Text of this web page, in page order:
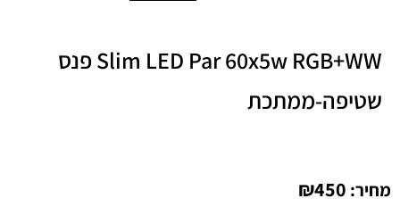
Slim LED Par 60x5w RGB+WW פנס
שטיפה-ממתכת
מחיר: ₪450